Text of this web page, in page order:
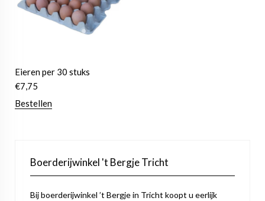
Eieren per 30 stuks
€7,75
Bestellen
Boerderijwinkel 't Bergje Tricht
Bij boerderijwinkel ’t Bergje in Tricht koopt u eerlijk